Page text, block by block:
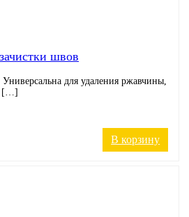
швов
для удаления ржавчины,
[…]
В корзину